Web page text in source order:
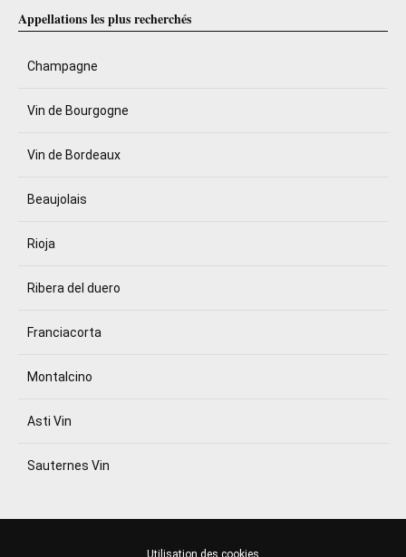
Appellations les plus recherchés
Champagne
Vin de Bourgogne
Vin de Bordeaux
Beaujolais
Rioja
Ribera del duero
Franciacorta
Montalcino
Asti Vin
Sauternes Vin
Utilisation des cookies